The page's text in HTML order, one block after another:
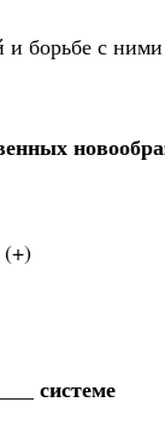
и борьбе с
(+)
системе